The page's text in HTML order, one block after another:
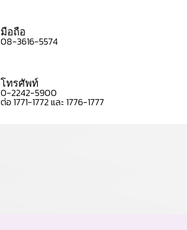
มือถือ
08-3616-5574
โทรศัพท์
0-2242-5900
ต่อ 1771-1772 และ 1776-1777